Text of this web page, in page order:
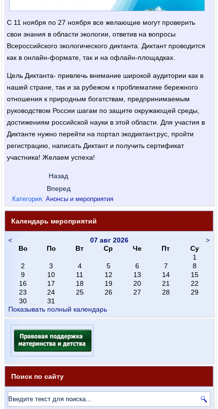
С 11 ноября по 27 ноября все желающие могут проверить
свои знания в области экологии, ответив на вопросы
Всероссийского экологического диктанта. Диктант проводится
как в онлайн-формате, так и на офлайн-площадках.
Цель Диктанта- привлечь внимание широкой аудитории как в
нашей стране, так и за рубежом к проблематике бережного
отношения к природным богатствам, предпринимаемым
руководством России шагам по защите окружающей среды,
достижениям российской науки в этой области. Для участия в
Диктанте нужно перейти на портал экодиктант.рус, пройти
регистрацию, написать Диктант и получить сертификат
участника! Желаем успеха!
Назад
Вперед
Категория:Анонсы и мероприятия
Календарь мероприятий
< >
07 авг 2026
Во
По Вт Ср Че Пт
Су
1
2
3 4 5 6 7
8
9
10 11 12 13 14
15
16
17 18 19 20 21
22
23
24 25 26 27 28
29
30
31
Показывать полный календарь
Поиск по сайту